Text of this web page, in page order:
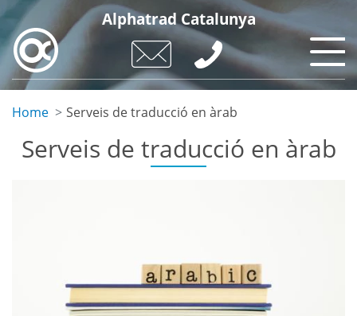
Skip
main
content
Alphatrad Catalunya
Home Serveis de traducció en àrab
Serveis de traducció en àrab